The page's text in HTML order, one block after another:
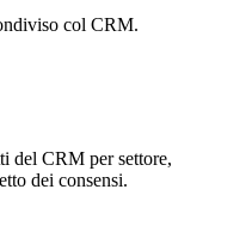
col CRM.
del CRM per settore,
dei consensi.